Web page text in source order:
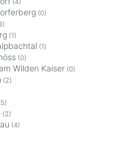
(0)
(1)
(1)
(0)
Wilden Kaiser (0)
(2)
(2)
(4)